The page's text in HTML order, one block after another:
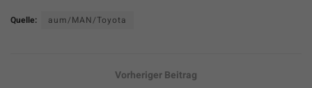
Quelle: aum/MAN/Toyota
Vorheriger Beitrag